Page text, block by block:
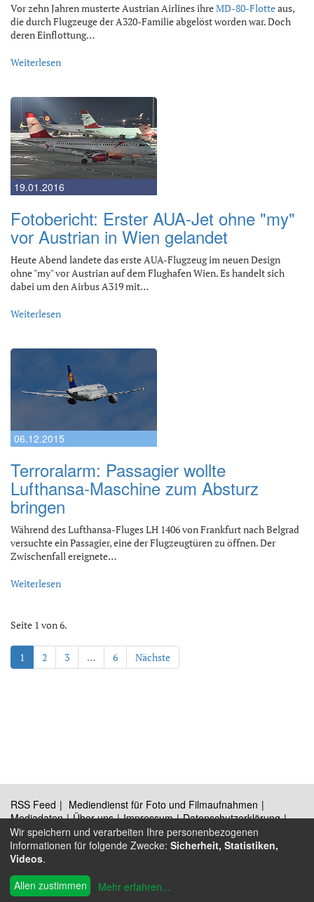
Vor zehn Jahren musterte Austrian Airlines ihreMD-80-Flotteaus,
die durch Flugzeuge der A320-Familie abgelöst worden war. Doch
deren Einflottung…
Weiterlesen
19.01.2016
Fotobericht: Erster AUA-Jet ohne "my"
vor Austrian in Wien gelandet
Heute Abend landete das erste AUA-Flugzeug im neuen Design
ohne "my" vor Austrian auf dem Flughafen Wien. Es handelt sich
dabei um den Airbus A319 mit…
Weiterlesen
06.12.2015
Terroralarm: Passagier wollte
Lufthansa-Maschine zum Absturz
bringen
Während des Lufthansa-Fluges LH 1406 von Frankfurt nach Belgrad
versuchte ein Passagier, eine der Flugzeugtüren zu öffnen. Der
Zwischenfall ereignete…
Weiterlesen
Seite 1 von 6.
1 2 3 … 6 Nächste
RSS Feed
Mediendienst für Foto und Filmaufnahmen
Mediadaten
Über uns Impressum
Datenschutzerklärung
Kontakt
© 2009 - 2026 Austrian Wings
Wir speichern und verarbeiten Ihre personenbezogenen
Informationen für folgende Zwecke: Sicherheit, Statistiken,
Videos.
Allen zustimmen
Mehr erfahren...